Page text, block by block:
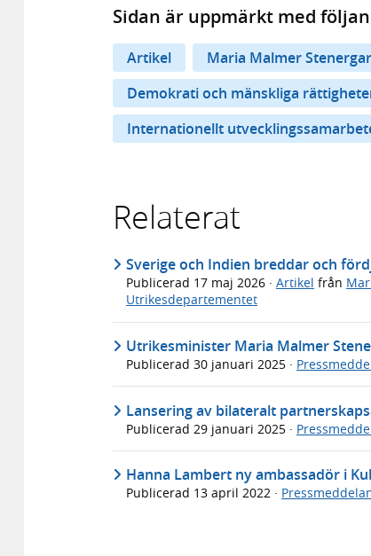
Sidan är uppmärkt med
Artikel Maria Malmer
Demokrati och mänskliga
Internationellt
Relaterat
Sverige och Indien breddar och
Publicerad 17 maj 2026 · Artikel från
Utrikesdepartementet
Utrikesminister Maria Malmer
Publicerad 30 januari 2025 ·
Lansering av bilateralt
Publicerad 29 januari 2025 ·
Hanna Lambert ny ambassadör i
Publicerad 13 april 2022 ·